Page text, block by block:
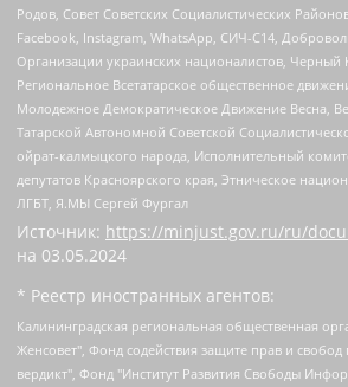
Родов, Совет Советских Социалистических
Facebook, Instagram, WhatsApp, СИЧ-С14,
Организации украинских националистов, Черный
Региональное Всетатарское общественное
Молодежное Демократическое Движение Весна,
Татарской Автономной Советской
ойрат-калмыцкого народа, Исполнительный
депутатов Красноярского края, Этническое
ЛГБТ, Я.МЫ Сергей Фургал
Источник: https://minjust.gov.ru/ru/
на 03.05.2024
* Реестр иностранных агентов:
Калининградская региональная общественная организация "Экозащита!-Женсовет", Фонд содействия защите прав и свобод граждан "Общественный вердикт", Фонд "Институт Развития Свободы Информации", Частное учреждение "Информационное агентство МЕМО. РУ", Региональная общественная организация "Общественная комиссия по сохранению наследия академика Сахарова", Фонд поддержки свободы прессы, Санкт-Петербургская общественная правозащитная организация "Гражданский контроль", Межрегиональная общественная организация "Информационно-просветительский центр "Мемориал", Региональный Фонд "Центр Защиты Прав Средств Массовой Информации", с 05.12.2023 Фонд "Центр Защиты Прав Средств массовой информации", Региональная общественная благотворительная организация помощи беженцам и мигрантам "Гражданское содействие", Негосударственное образовательное учреждение дополнительного профессионального образования (повышение квалификации) специалистов "АКАДЕМИЯ ПО ПРАВАМ ЧЕЛОВЕКА", Свердловская региональная общественная организация "Сутяжник", Автономная некоммерческая организация "Центр независимых социологических исследований", Союз общественных объединений "Российский исследовательский центр по правам человека", Региональное общественное учреждение научно-информационный центр "МЕМОРИАЛ", Некоммерческая организация "Фонд защиты гласности", Автономная некоммерческая организация "Институт прав человека", Городская общественная организация "Екатеринбургское общество "МЕМОРИАЛ", Городская общественная организация "Рязанское историко-просветительское и правозащитное общество "Мемориал" (Рязанский Мемориал), Челябинский региональный орган общественной самодеятельности – женское общественное объединение "Женщины Евразии", Челябинский региональный орган общественной самодеятельности "Уральская правозащитная группа", Фонд содействия защите здоровья и социальной справедливости имени Андрея Рылькова, Автономная Некоммерческая Организация "Аналитический Центр Юрия Левады", Автономная некоммерческая организация социальной поддержки населения "Проект Апрель", Региональная общественная организация помощи женщинам и детям, находящимся в кризисной ситуации "Информационно-методический центр "Анна", Фонд содействия развитию массовых коммуникаций и правовому просвещению "Так-так-Так", Фонд содействия устойчивому развитию "Серебряная тайга", Свердловский региональный общественный фонд социальных проектов "Новое время", "Idel.Реалии", Кавказ.Реалии, Крым.Реалии, Телеканал Настоящее Время, Татаро-башкирская служба Радио Свобода (Azatliq Radiosi), Радио Свободная Европа/Радио Свобода (PCE/PC), "Сибирь.Реалии", "Фактограф", Благотворительный фонд помощи осужденным и их семьям, Автономная некоммерческая организация "Институт глобализации и социальных движений", Фонд "В защиту прав заключенных", Частное учреждение "Центр поддержки и содействия развитию средств массовой информации", Пензенский региональный общественный благотворительный фонд "Гражданский союз", "Север.Реалии", Некоммерческая организация Фонд "Правовая инициатива", Общество с ограниченной ответственностью "Радио Свободная Европа/Радио Свобода", Чешское информационное агентство "MEDIUM-ORIENT", Красноярская региональная общественная организация "Мы против СПИДа", Камалягин Денис Николаевич, Маркелов Сергей Евгеньевич, Пономарев Лев Александрович, Савицкая Людмила Алексеевна, Автономная некоммерческая организация "Центр по работе с проблемой насилия "НАСИЛИЮ.НЕТ", Межрегиональный профессиональный союз работников здравоохранения "Альянс врачей", Юридическое лицо, зарегистрированное в Латвийской Республике, SIA "Medusa Project" (регистрационный номер 40103797863, дата регистрации 10.06.2014), Некоммерческая организация "Фонд по борьбе с коррупцией", Автономная некоммерческая организация "Институт права и публичной политики", Баданин Роман Сергеевич, Гликин Максим Александрович, Железнова Мария Михайловна, Лукьянова Юлия Сергеевна, Маетная Елизавета Витальевна, Маняхин Петр Борисович, Чуракова Ольга Владимировна, Ярош Юлия Петровна, Юридическое лицо "The Insider SIA", зарегистрированное в Риге, Латвийская Республика (дата регистрации 26.06.2015), являющееся администратором доменного имени интернет-издания "The Insider SIA", https://theins.ru, Постернак Алексей Евгеньевич, Рубин Михаил Аркадьевич, Анин Роман Александрович, Юридическое лицо Istories fonds, зарегистрированное в Латвийской Республике (регистрационный номер 50008295751, дата регистрации 24.02.2020), Великовский Дмитрий Александрович, Долинина Ирина Николаевна, Мароховская Алеся Алексеевна, Шлейнов Роман Юрьевич, Шмагун Олеся Валентиновна, Общество с ограниченной ответственностью "Альтаир 2021", Общество с ограниченной ответственностью "Вега 2021", Общество с ограниченной ответственностью "Главный редактор 2021", Общество с ограниченной ответственностью "Ромашки монолит", Важенков Артем Валерьевич, Ивановская областная общественная организация "Центр гендерных исследований", Гурман Юрий Альбертович, Медиапроект "ОВД-Инфо", Егоров Владимир Владимирович, Жилинский Владимир Александрович, Общество с ограниченной ответственностью "ЗП", Иванова София Юрьевна, Карезина Инна Павловна, Кильтау Екатерина Викторовна, Петров Алексей Викторович, Пискунов Сергей Евгеньевич, Смирнов Сергей Сергеевич, Тихонов Михаил Сергеевич, Общество с ограниченной ответственностью "ЖУРНАЛИСТ-ИНОСТРАННЫЙ АГЕНТ", Арапова Галина Юрьевна, Вольтская Татьяна Анатольевна, Американская компания "Mason G.E.S. Anonymous Foundation" (США), являющаяся владельцем интернет-издания https://mnews.world/, Компания "Stichting Bellingcat", зарегистрированная в Нидерландах (дата регистрации 11.07.2018), Захаров Андрей Вячеславович, Клепиковская Екатерина Дмитриевна, Общество с ограниченной ответственностью "МЕМО", Перл Роман Александрович, Симонов Евгений Алексеевич, Соловьева Елена Анатольевна, Сотников Даниил Владимирович, Сурначева Елизавета Дмитриевна, Автономная некоммерческая организация по защите прав человека и информированию населения "Якутия – Наше Мнение", Общество с ограниченной ответственностью "Москоу диджитал медиа", с 26.01.2023 Общество с ограниченной ответственностью "Чайка Белые сады", Ветошкина Валерия Валерьевна, Заговора Максим Александрович, Межрегиональное общественное движение "Российская ЛГБТ - сеть", Оленичев Максим Владимирович, Павлов Иван Юрьевич, Скворцова Елена Сергеевна, Общество с ограниченной ответственностью "Как бы инагент", Кочетков Игорь Викторович, Общество с ограниченной ответственностью "Честные выборы", Еланчик Олег Александрович, Общество с ограниченной ответственностью "Нобелевский призыв", Гималова Регина Эмилевна, Григорьев Андрей Валерьевич, Григорьева Алина Александровна, Ассоциация по содействию защите прав призывников, альтернативнослужащих и военнослужащих "Правозащитная группа "Гражданин.Армия.Право", Хисамова Регина Фаритовна, Автономная некоммерческая организация по